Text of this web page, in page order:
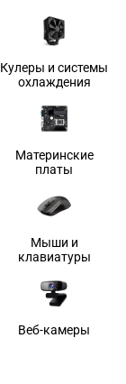
Кулеры и системы
охлаждения
Материнские
платы
Мыши и
клавиатуры
Веб-камеры